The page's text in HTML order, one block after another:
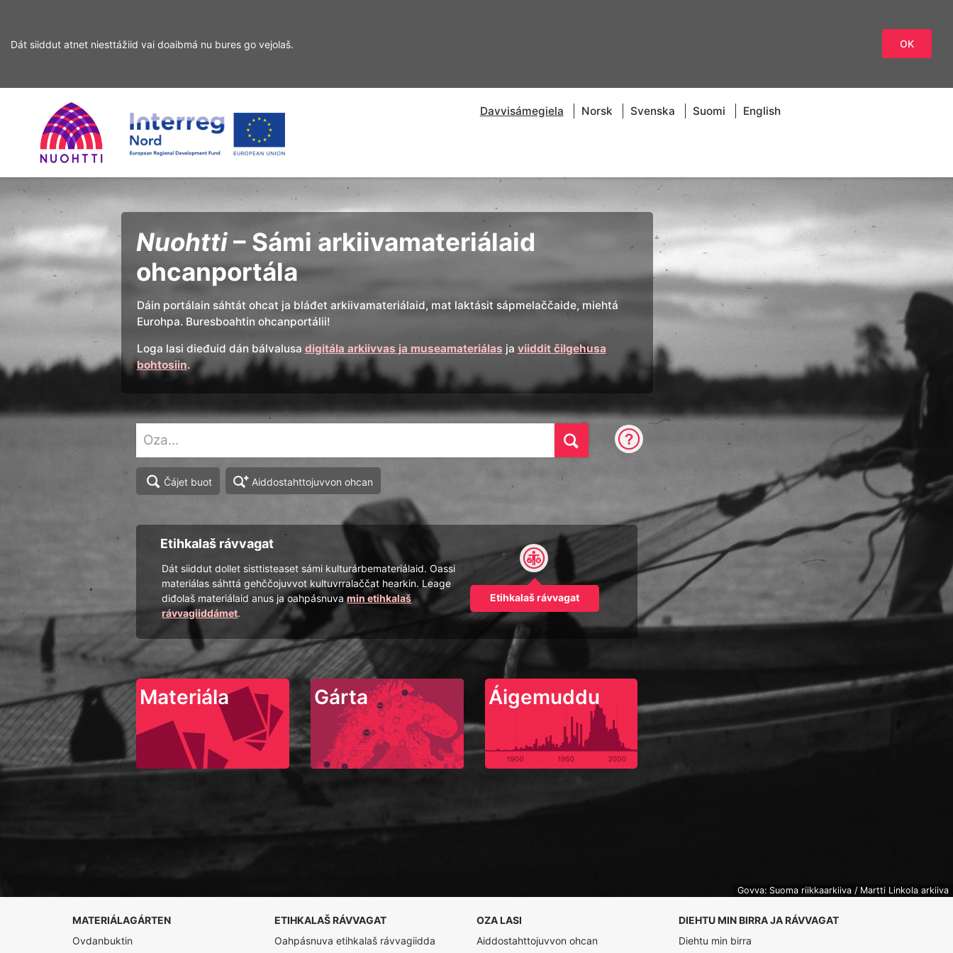
Dát siiddut atnet niesttážiid vai doaibmá nu bures go vejolaš. OK
ohcamii
sisdollui
Home Interreg
Nord
Davvisámegiela Norsk Svenska Suomi English
Ohcan
Nuohtti– Sámi arkiivamateriálaid
ohcanportála
Dáin portálain sáhtát ohcat ja bláđet arkiivamateriálaid, mat laktásit sápmelaččaide, miehtá
Eurohpa. Buresboahtin ohcanportálii!
Loga lasi dieđuid dán bálvalusa digitála arkiivvas ja museamateriálas ja viiddit čilgehusa
bohtosiin.
Čájet buot Aiddostahttojuvvon ohcan
Etihkalaš rávvagat
Dát siiddut dollet sisttisteaset sámi kulturárbemateriálaid. Oassi
materiálas sáhttá gehččojuvvot kultuvrralaččat hearkin. Leage
diđolaš materiálaid anus ja oahpásnuvamin etihkalaš
rávvagiiddámet.
Etihkalaš rávvagat
Materiála Gárta Áigemuddu
Govva: Suoma riikkaarkiiva / Martti Linkola arkiiva
MATERIÁLAGÁRTEN
Ovdanbuktin
ETIHKALAŠ RÁVVAGAT
Oahpásnuva etihkalaš rávvagiidda
OZA LASI
Aiddostahttojuvvon ohcan
DIEHTU MIN BIRRA JA RÁVVAGAT
Diehtu min birra